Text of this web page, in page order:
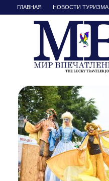
ГЛАВНАЯ НОВОСТИ ТУРИЗМА